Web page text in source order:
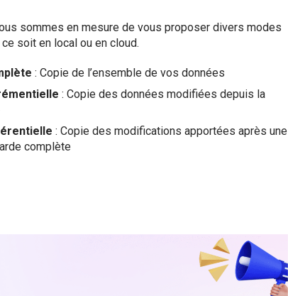
sommes en mesure de vous proposer divers modes
soit en local ou en cloud.
: Copie de l’ensemble de vos données
: Copie des données modifiées depuis la
: Copie des modifications apportées après une
complète